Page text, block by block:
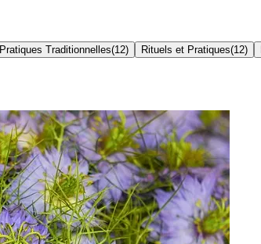
Pratiques Traditionnelles(12) Rituels et Pratiques(12)